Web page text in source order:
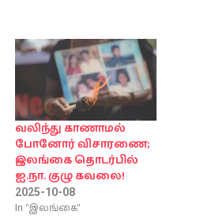
வலிந்து காணாமல்
போனோர் விசாரணை;
இலங்கை தொடர்பில்
ஐ.நா. குழு கவலை!
2025-10-08
In "இலங்கை"